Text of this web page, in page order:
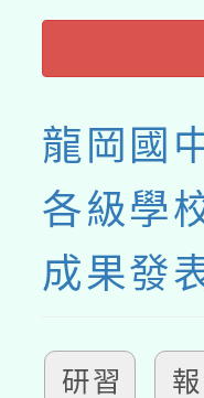
龍岡國
各級學
成果發
研習